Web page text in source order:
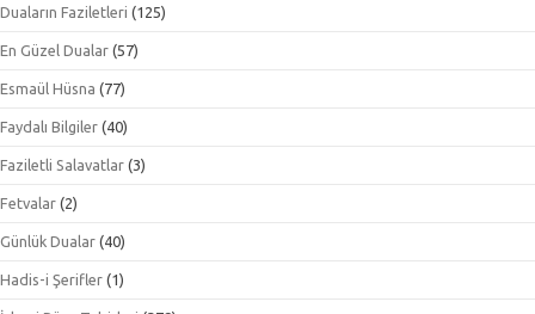
Duaların Faziletleri (125)
En Güzel Dualar (57)
Esmaül Hüsna (77)
Faydalı Bilgiler (40)
Faziletli Salavatlar (3)
Fetvalar (2)
Günlük Dualar (40)
Hadis-i Şerifler (1)